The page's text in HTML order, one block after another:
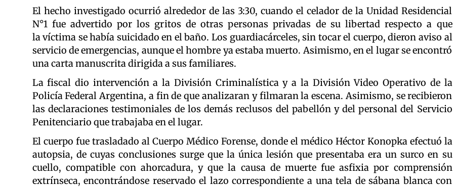
El hecho investigado ocurrió alrededor de las 3:30, cuando el celador de la Unidad Residencial
N°1 fue advertido por los gritos de otras personas privadas de su libertad respecto a que
la víctima se había suicidado en el baño. Los guardiacárceles, sin tocar el cuerpo, dieron aviso al
servicio de emergencias, aunque el hombre ya estaba muerto. Asimismo, en el lugar se encontró
una carta manuscrita dirigida a sus familiares.
La fiscal dio intervención a la División Criminalística y a la División Video Operativo de la
Policía Federal Argentina, a fin de que analizaran y filmaran la escena. Asimismo, se recibieron
las declaraciones testimoniales de los demás reclusos del pabellón y del personal del Servicio
Penitenciario que trabajaba en el lugar.
El cuerpo fue trasladado al Cuerpo Médico Forense, donde el médico Héctor Konopka efectuó la
autopsia, de cuyas conclusiones surge que la única lesión que presentaba era un surco en su
cuello, compatible con ahorcadura, y que la causa de muerte fue asfixia por comprensión
extrínseca, encontrándose reservado el lazo correspondiente a una tela de sábana blanca con